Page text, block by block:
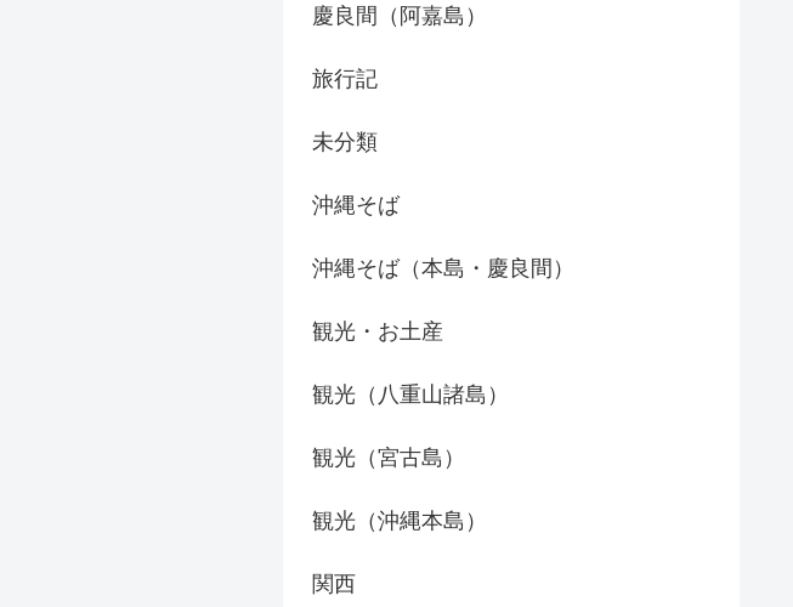
慶良間（阿嘉島）
旅行記
未分類
沖縄そば
沖縄そば（本島・慶良間）
観光・お土産
観光（八重山諸島）
観光（宮古島）
観光（沖縄本島）
関西